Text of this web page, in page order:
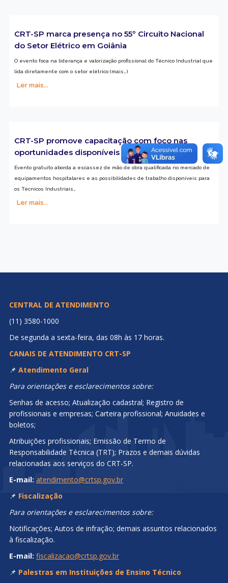
CRT-SP marca presença no 55º Circuito Nacional
do Setor Elétrico em Goiânia
O evento foca na liderança e valorização profissional do Técnico Industrial que
lida diretamente com o setor elétrico (mais…)
Ler mais...
CRT-SP promove capacitação com foco nas
oportunidades disponíveis no setor da saúde
Evento gratuito aborda a escassez de mão de obra qualificada no mercado de
equipamentos hospitalares e as possibilidades de trabalho disponíveis para
os Técnicos Industriais…
Ler mais...
CENTRAL DE ATENDIMENTO
(11) 3580-1000
De segunda a sexta-feira, das 08h às 17 horas.
CANAIS DE ATENDIMENTO CRT-SP
📌 Atendimento Geral
Para orientações e esclarecimentos sobre:
Senhas de acesso; Atualização cadastral; Registro de
profissionais e empresas; Carteira profissional; Anuidades e
boletos;
Atribuições profissionais; Emissão de Termo de
Responsabilidade Técnica (TRT); Prazos e demais dúvidas
relacionadas aos serviços do CRT-SP.
E-mail: atendimento@crtsp.gov.br
📌 Fiscalização
Para orientações e esclarecimentos sobre:
Notificações; Autos de infração; demais assuntos relacionados
à fiscalização.
E-mail: fiscalizacao@crtsp.gov.br
📌 Palestras em Instituições de Ensino Técnico